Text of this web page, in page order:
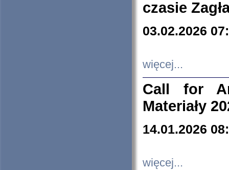
czasie
03.02.2026
więcej...
Call for
Materiały
14.01.2026
więcej...